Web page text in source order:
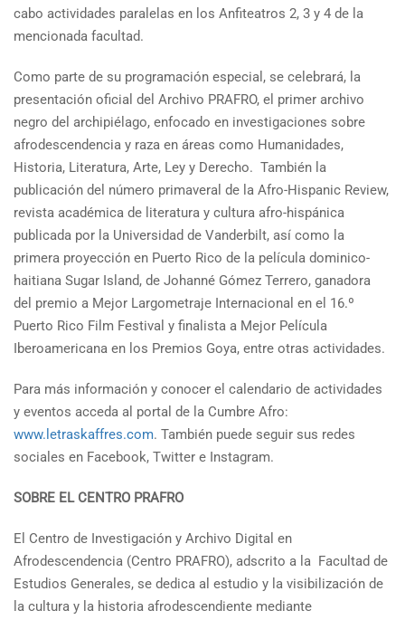
cabo actividades paralelas en los Anfiteatros 2, 3 y 4 de la
mencionada facultad.
Como parte de su programación especial, se celebrará, la
presentación oficial del Archivo PRAFRO, el primer archivo
negro del archipiélago, enfocado en investigaciones sobre
afrodescendencia y raza en áreas como Humanidades,
Historia, Literatura, Arte, Ley y Derecho. También la
publicación del número primaveral de la Afro-Hispanic Review,
revista académica de literatura y cultura afro-hispánica
publicada por la Universidad de Vanderbilt, así como la
primera proyección en Puerto Rico de la película dominico-
haitiana Sugar Island, de Johanné Gómez Terrero, ganadora
del premio a Mejor Largometraje Internacional en el 16.º
Puerto Rico Film Festival y finalista a Mejor Película
Iberoamericana en los Premios Goya, entre otras actividades.
Para más información y conocer el calendario de actividades
y eventos acceda al portal de la Cumbre Afro:
www.letraskaffres.com. También puede seguir sus redes
sociales en Facebook, Twitter e Instagram.
SOBRE EL CENTRO PRAFRO
El Centro de Investigación y Archivo Digital en
Afrodescendencia (Centro PRAFRO), adscrito a la Facultad de
Estudios Generales, se dedica al estudio y la visibilización de
la cultura y la historia afrodescendiente mediante